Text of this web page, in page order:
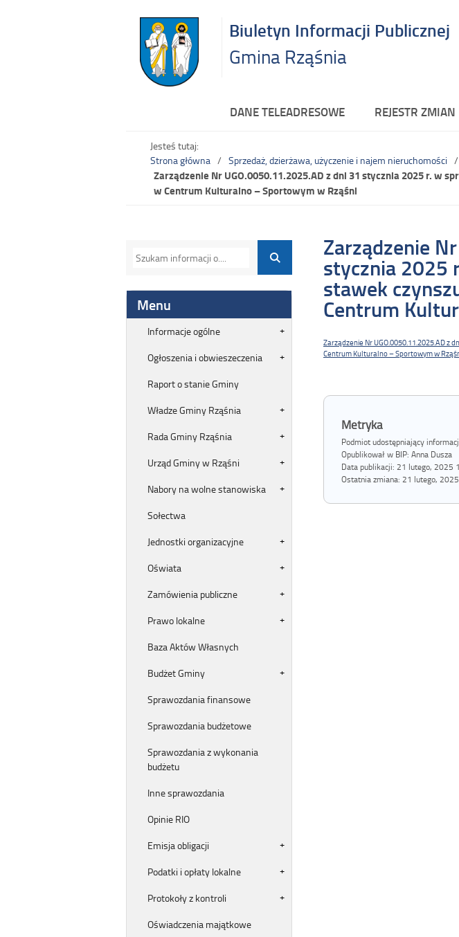
Biuletyn Informacji Publicznej
Gmina Rząśnia
DANE TELEADRESOWE REJESTR ZMIAN
Jesteś tutaj:
Strona główna
Sprzedaż, dzierżawa, użyczenie i najem nieruchomości
Zarządzenie Nr UGO.0050.11.2025.AD z dni 31 stycznia 2025 r. w
w Centrum Kulturalno – Sportowym w Rząśni
Menu
Informacje ogólne
Ogłoszenia i obwieszeczenia
Raport o stanie Gminy
Władze Gminy Rząśnia
Rada Gminy Rząśnia
Urząd Gminy w Rząśni
Nabory na wolne stanowiska
Sołectwa
Jednostki organizacyjne
Oświata
Zamówienia publiczne
Prawo lokalne
Baza Aktów Własnych
Budżet Gminy
Sprawozdania finansowe
Sprawozdania budżetowe
Sprawozdania z wykonania
budżetu
Inne sprawozdania
Opinie RIO
Emisja obligacji
Podatki i opłaty lokalne
Protokoły z kontroli
Oświadczenia majątkowe
Zarządzenie
stycznia 2025
stawek
Centrum
Zarządzenie Nr UGO.0050.11.2025.AD z
Centrum Kulturalno – Sportowym w
Metryka
Podmiot udostępniający
Opublikował w BIP: Anna Dusza
Data publikacji: 21 lutego, 2025
Ostatnia zmiana: 21 lutego,